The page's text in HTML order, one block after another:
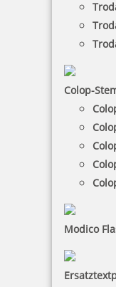
Colop-
Modico
Colop
Die Colop
Metallgehäuse
langlebig. Durch
härtesten
Dauereinsatz in
NACH WUNSCHSTEMPEL